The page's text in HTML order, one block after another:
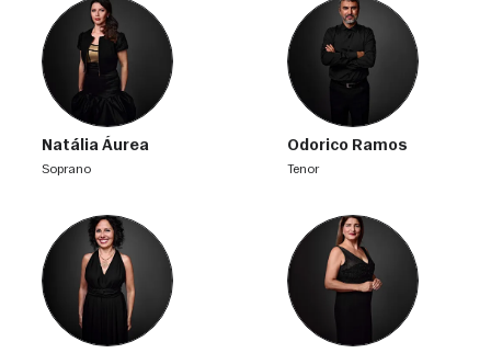
Natália Áurea
soprano
Odorico Ramos
tenor